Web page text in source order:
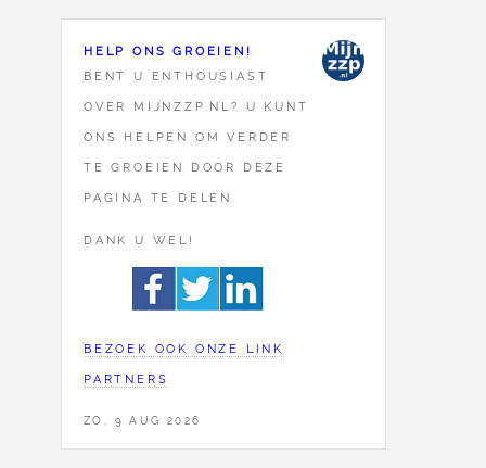
HELP ONS GROEIEN!
BENT U ENTHOUSIAST
OVER MIJNZZP.NL? U KUNT
ONS HELPEN OM VERDER
TE GROEIEN DOOR DEZE
PAGINA TE DELEN.
DANK U WEL!
BEZOEK OOK ONZE LINK
PARTNERS
ZO, 9 AUG 2026